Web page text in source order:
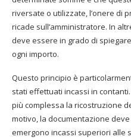
riversate o utilizzate, l’onere di
ricade sull’amministratore. In
deve essere in grado di
ogni importo.
Questo principio è
stati effettuati incassi in
più complessa la ricostruzione
motivo, la documentazione
emergono incassi superiori alle